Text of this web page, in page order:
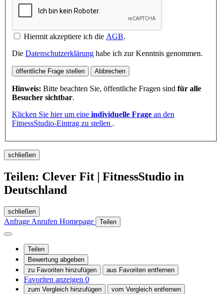
Hiermit akzeptiere ich die AGB.
Die Datenschutzerklärung habe ich zur Kenntnis genommen.
öffentliche Frage stellen Abbrechen
Hinweis: Bitte beachten Sie, öffentliche Fragen sind für alle
Besucher sichtbar.
Klicken Sie hier um eine individuelle Frage an den
FitnessStudio-Eintrag zu stellen .
schließen
Teilen: Clever Fit | FitnessStudio in
Deutschland
schließen
AnfrageAnrufen Homepage Teilen
Teilen
Bewertung abgeben
zu Favoriten hinzufügen
aus Favoriten entfernen
Favoriten anzeigen 0
zum Vergleich hinzufügen vom Vergleich entfernen